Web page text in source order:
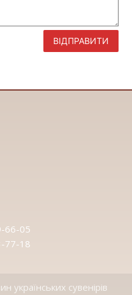
ВІДПРАВИТИ
66-05
77-18
українських сувенірів